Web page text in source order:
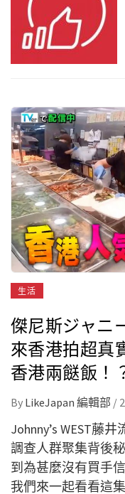
生活
傑尼斯ジャニ
來香港拍超真
香港兩餸飯！
By LikeJapan 編輯部 /
Johnny’s WEST藤
調查人群聚集背後
到為甚麼沒有買手
我們來一起看看這